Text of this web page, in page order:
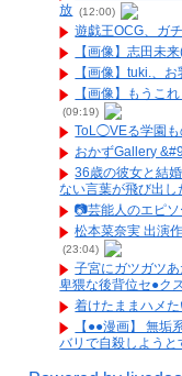
放 (12:00)
遊戯王OCG、ガ
【画像】志田未
【画像】tuki.、
【画像】もうこ
(09:19)
ToL◯VEる学園も
おかずGallery
36歳の彼女と結
ない言葉が飛び出
📷️芸能人のエピ
松本菜奈実 出演
(23:04)
子宮にガツガツ
卑猥な後背位セ●ク
着けたままハメ
【●●漫画】 無垢
バリで自殺しよう